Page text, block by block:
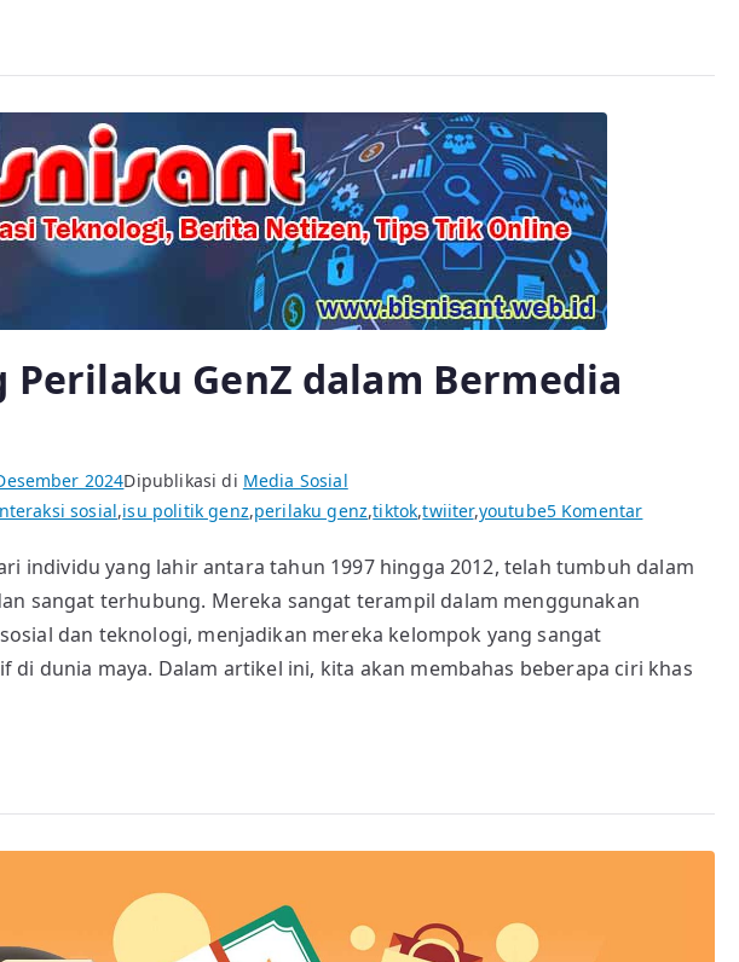
Perilaku GenZ dalam Bermedia
2024Dipublikasi di Media Sosial
sosial,isu politik genz,perilaku genz,tiktok,twiiter,youtube5 Komentarpada
Perilaku
Bermedia
individu yang lahir antara tahun 1997 hingga 2012, telah tumbuh dalam
sangat terhubung. Mereka sangat terampil dalam menggunakan
dan teknologi, menjadikan mereka kelompok yang sangat
dunia maya. Dalam artikel ini, kita akan membahas beberapa ciri khas